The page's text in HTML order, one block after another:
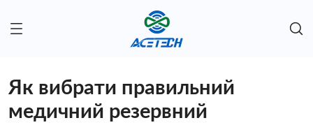
Як вибрати правильний
медичний резервний